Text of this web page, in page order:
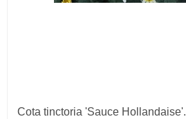
Cota tinctoria 'Sauce Hollandaise'.